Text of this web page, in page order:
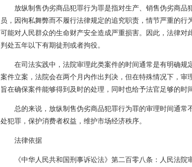
放纵制售伪劣商品犯罪行为罪是指对生产、销售伪劣商品
员，因徇私舞弊而不履行法律规定的追究职责，情节严重的
可能对人民群众的生命财产安全造成严重损害。因此，法律对
判处五年以下有期徒刑或者拘役。
在司法实践中，法院审理此类案件的时间通常是有明确规
案件立案，法院会在两个月内作出判决，但在特殊情况下，审
旨在确保案件能够得到及时的处理，同时也给予法官足够的时
总的来说，放纵制售伪劣商品犯罪行为罪的审理时间通常
处犯罪，保护消费者权益，维护市场经济秩序。
法律依据
《中华人民共和国刑事诉讼法》第二百零八条：人民法院